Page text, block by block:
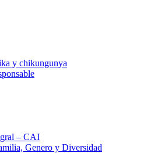
y chikungunya
– CAI
Genero y Diversidad